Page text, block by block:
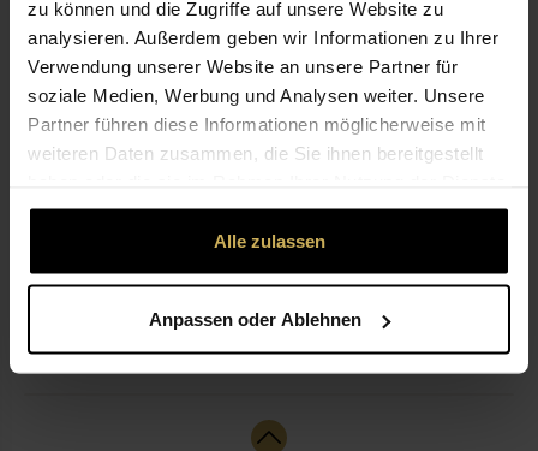
zu können und die Zugriffe auf unsere Website zu
analysieren. Außerdem geben wir Informationen zu Ihrer
Verwendung unserer Website an unsere Partner für
soziale Medien, Werbung und Analysen weiter. Unsere
Partner führen diese Informationen möglicherweise mit
weiteren Daten zusammen, die Sie ihnen bereitgestellt
gesammelt haben.
Alle zulassen
Anpassen oder Ablehnen
Böblinger Str. 5
70178 Stuttgart
0711-60 91 84
wernerschmid2@arcor.de
ÖFFNUNGSZEITEN
LEISTUNGEN